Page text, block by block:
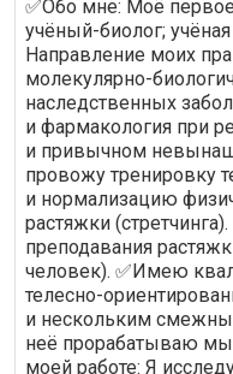
✅Обо мне: Моё
учёный-биолог;
Направление моих
молекулярно-
наследственных
и фармакология при
и привычном
провожу тренировку
и нормализацию
растяжки
преподавания
человек). ✅Имею
телесно-
и нескольким
неё прорабатываю
моей работе: Я